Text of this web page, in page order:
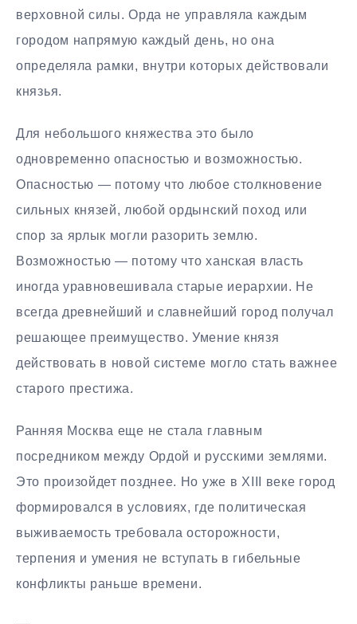
верховной силы. Орда не управляла каждым
городом напрямую каждый день, но она
определяла рамки, внутри которых действовали
князья.
Для небольшого княжества это было
одновременно опасностью и возможностью.
Опасностью — потому что любое столкновение
сильных князей, любой ордынский поход или
спор за ярлык могли разорить землю.
Возможностью — потому что ханская власть
иногда уравновешивала старые иерархии. Не
всегда древнейший и славнейший город получал
решающее преимущество. Умение князя
действовать в новой системе могло стать важнее
старого престижа.
Ранняя Москва еще не стала главным
посредником между Ордой и русскими землями.
Это произойдет позднее. Но уже в XIII веке город
формировался в условиях, где политическая
выживаемость требовала осторожности,
терпения и умения не вступать в гибельные
конфликты раньше времени.